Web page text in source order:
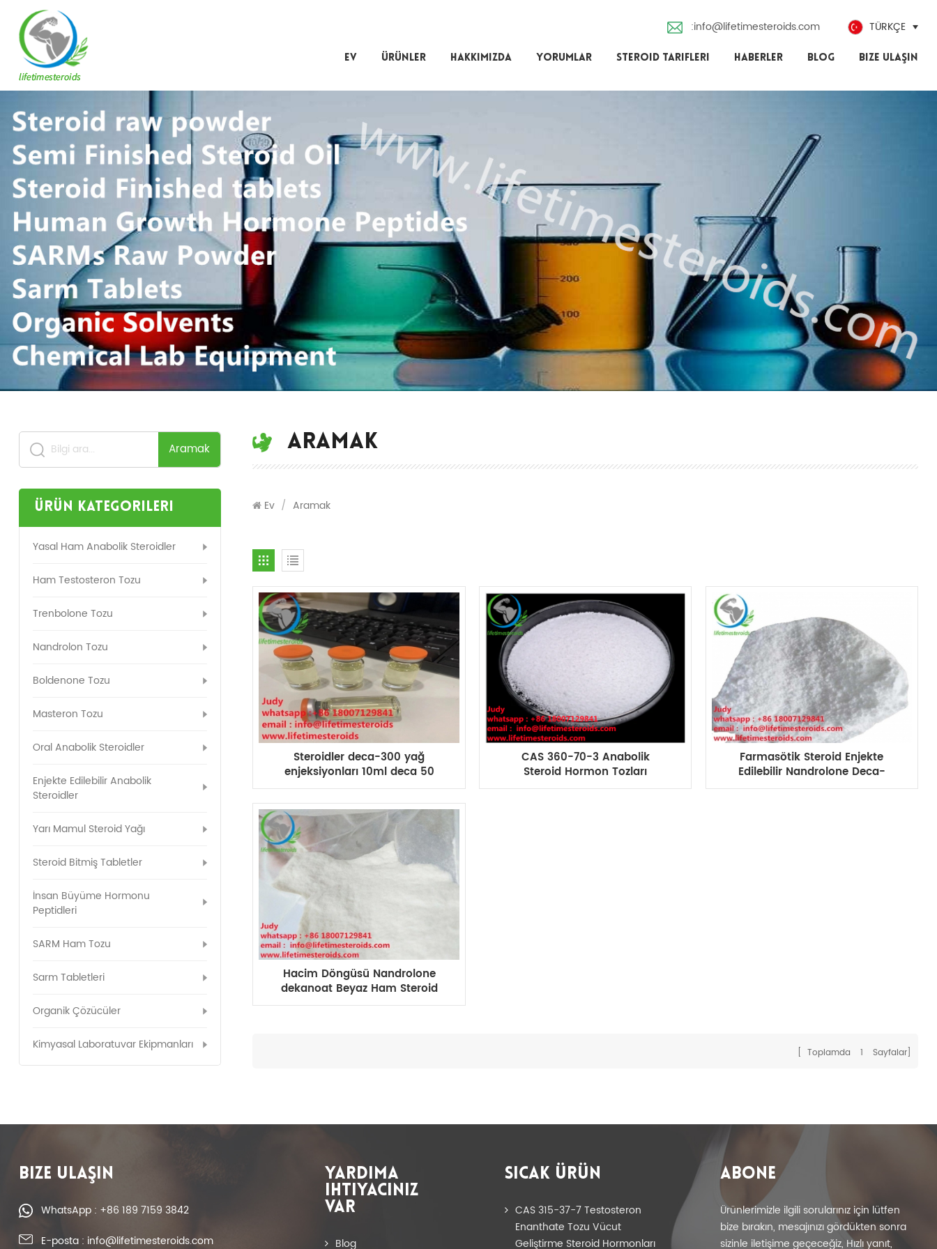
:info@lifetimesteroids.com TÜRKÇE
EV ÜRÜNLER HAKKIMIZDA YORUMLAR STEROID TARIFLERI HABERLER BLOG BIZE ULAŞIN
Aramak
Ürün Kategorileri
Yasal Ham Anabolik Steroidler
Ham Testosteron Tozu
Trenbolone Tozu
Nandrolon Tozu
Boldenone Tozu
Masteron Tozu
Oral Anabolik Steroidler
Enjekte Edilebilir Anabolik
Steroidler
Yarı Mamul Steroid Yağı
Steroid Bitmiş Tabletler
İnsan Büyüme Hormonu
Peptidleri
SARM Ham Tozu
Sarm Tabletleri
Organik Çözücüler
Kimyasal Laboratuvar Ekipmanları
ARAMAK
Ev / Aramak
Steroidler deca-300 yağ
enjeksiyonları 10ml deca 50
250 300 400 fiyatı çevrimiçi
satın alın ND-300mg satılık
CAS 360-70-3 Anabolik
Steroid Hormon Tozları
Nandrolone Decanoate Deca
Farmasötik Steroid Enjekte
Edilebilir Nandrolone Deca-
Durabolin Kas Kütlesi Steroidi
Hacim Döngüsü Nandrolone
dekanoat Beyaz Ham Steroid
Tozu
[ Toplamda 1 Sayfalar]
BIZE ULAŞIN
WhatsApp : +86 189 7159 3842
E-posta : info@lifetimesteroids.com
YARDIMA
IHTIYACINIZ
VAR
Blog
SICAK ÜRÜN
CAS 315-37-7 Testosteron
Enanthate Tozu Vücut
Geliştirme Steroid Hormonları
ABONE
Ürünlerimizle ilgili sorularınız için lütfen
bize bırakın, mesajınızı gördükten sonra
sizinle iletişime geçeceğiz, Hızlı yanıt,